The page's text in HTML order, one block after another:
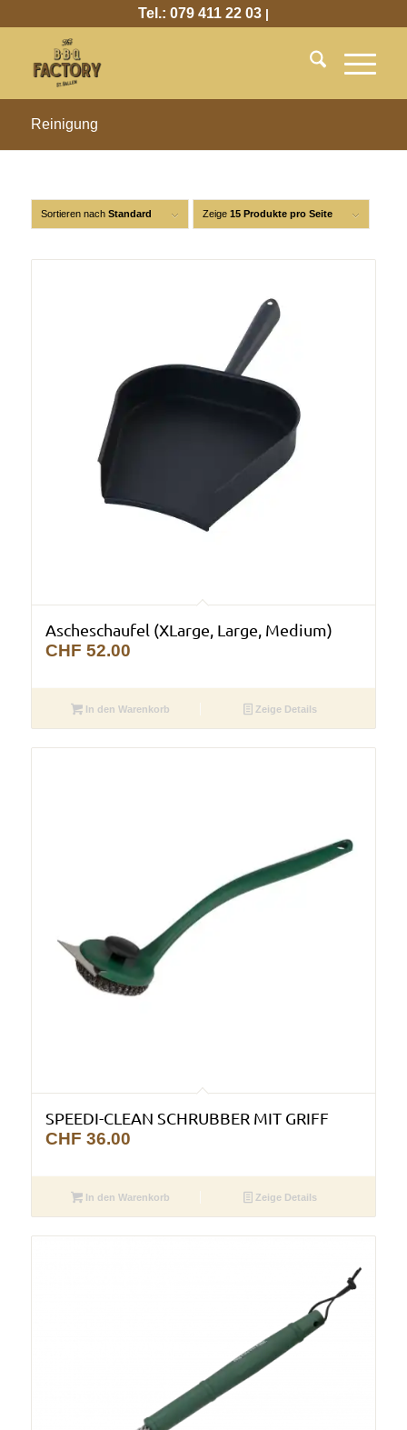
Tel.: 079 411 22 03|
Reinigung
Sortieren nach Standard Zeige 15 Produkte pro Seite
Ascheschaufel (XLarge, Large, Medium)
CHF 52.00
In den Warenkorb Zeige Details
SPEEDI-CLEAN SCHRUBBER MIT GRIFF
CHF 36.00
In den Warenkorb Zeige Details